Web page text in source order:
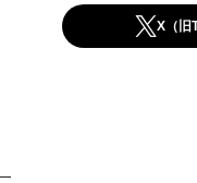
X（旧